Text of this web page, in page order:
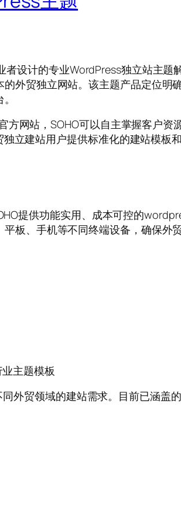
者设计的专业WordPress独立站主
外贸独立网站。该主题产品定位明
方网站，SOHO可以自主掌握客户
立建站用户提供标准化的建站模板
提供功能实用、成本可控的
板、手机等不同终端设备，确保外
主题模板
外贸领域的建站需求。目前已涵盖